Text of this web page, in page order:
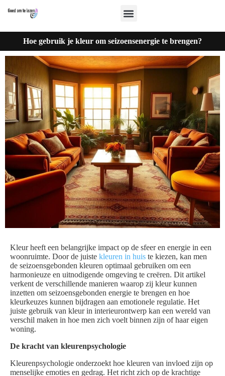
Hoe gebruik je kleur om seizoensenergie te brengen?
Kleur heeft een belangrijke impact op de sfeer en energie in een
woonruimte. Door de juiste kleuren in huis te kiezen, kan men
de seizoensgebonden kleuren optimaal gebruiken om een
harmonieuze en uitnodigende omgeving te creëren. Dit artikel
verkent de verschillende manieren waarop zij kleur kunnen
inzetten om seizoensgebonden energie te brengen en hoe
kleurkeuzes kunnen bijdragen aan emotionele regulatie. Het
juiste gebruik van kleur in interieurontwerp kan een wereld van
verschil maken in hoe men zich voelt binnen zijn of haar eigen
woning.
De kracht van kleurenpsychologie
Kleurenpsychologie onderzoekt hoe kleuren van invloed zijn op
menselijke emoties en gedrag. Het richt zich op de krachtige